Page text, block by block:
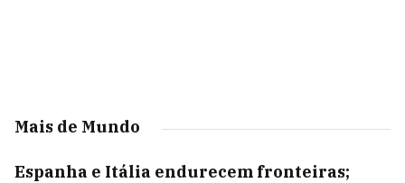
Mais de Mundo
Espanha e Itália endurecem fronteiras;